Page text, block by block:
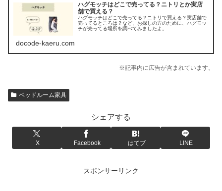
ハグモッチはどこで売ってる？ニトリとか実店
舗で買える？
ハグモッチはどこで売ってる？ニトリで買える？実店舗で
売ってるところは？など、お探しの方のために、ハグモッ
チが売ってる場所を調べてみましたよ。
docode-kaeru.com
※記事内に広告が含まれています。
ベッドルーム家具
シェアする
X Facebook はてブ LINE
スポンサーリンク